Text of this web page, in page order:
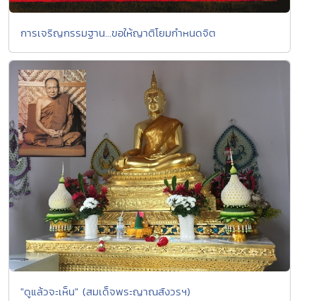
การเจริญกรรมฐาน...ขอให้ญาติโยมกำหนดจิต
"ดูแล้วจะเห็น" (สมเด็จพระญาณสังวรฯ)